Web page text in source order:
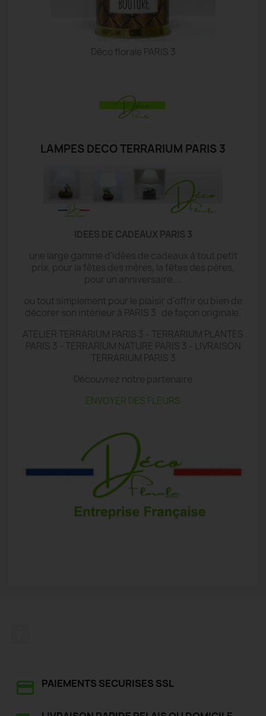
Déco florale PARIS 3
LAMPES DECO TERRARIUM PARIS 3
IDEES DE CADEAUX PARIS 3
une large gamme d'idées de cadeaux à tout petit
prix, pour la fêtes des mères, la fêtes des pères,
pour un anniversaire....
ou tout simplement pour le plaisir d'offrir ou bien de
décorer son intérieur à PARIS 3 de façon originale.
ATELIER TERRARIUM PARIS 3 - TERRARIUM PLANTES
PARIS 3 - TERRARIUM NATURE PARIS 3 - LIVRAISON
TERRARIUM PARIS 3
Découvrez notre partenaire
ENVOYER DES FLEURS
PAIEMENTS SECURISES SSL